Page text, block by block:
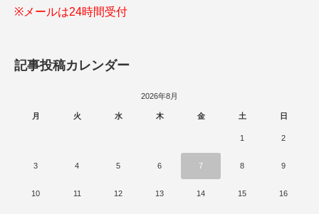
※メールは24時間受付
記事投稿カレンダー
2026年8月
月 火 水 木 金 土 日
1 2
3 4 5 6 7 8 9
10 11 12 13 14 15 16